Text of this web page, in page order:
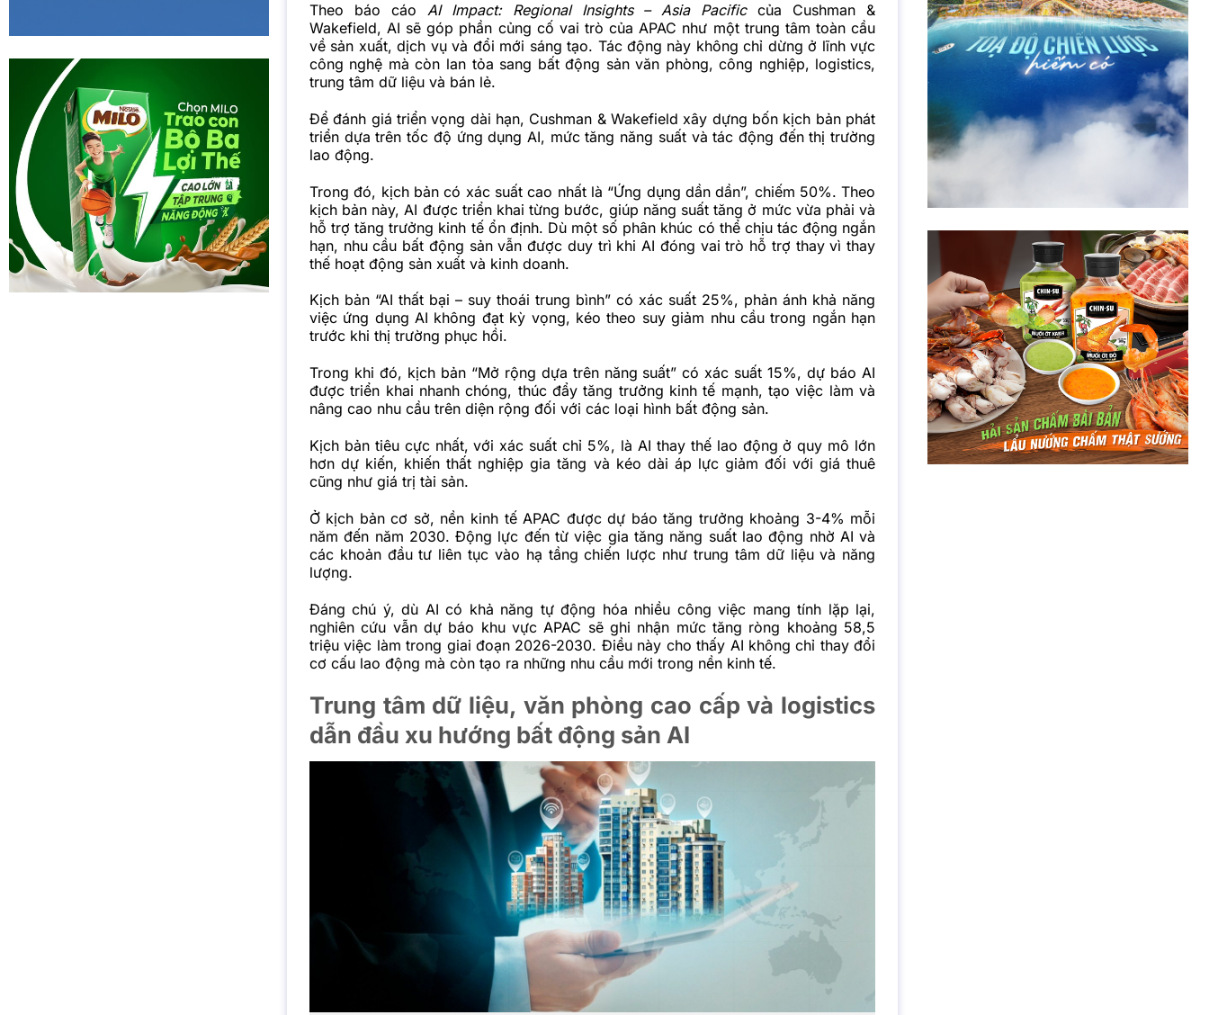
Theo báo cáo AI Impact: Regional Insights – Asia Pacificcủa Cushman &
Wakefield, AI sẽ góp phần củng cố vai trò của APAC như một trung tâm toàn cầu
về sản xuất, dịch vụ và đổi mới sáng tạo. Tác động này không chỉ dừng ở lĩnh vực
công nghệ mà còn lan tỏa sang bất động sản văn phòng, công nghiệp, logistics,
trung tâm dữ liệu và bán lẻ.
Để đánh giá triển vọng dài hạn, Cushman & Wakefield xây dựng bốn kịch bản phát
triển dựa trên tốc độ ứng dụng AI, mức tăng năng suất và tác động đến thị trường
lao động.
Trong đó, kịch bản có xác suất cao nhất là “Ứng dụng dần dần”, chiếm 50%. Theo
kịch bản này, AI được triển khai từng bước, giúp năng suất tăng ở mức vừa phải và
hỗ trợ tăng trưởng kinh tế ổn định. Dù một số phân khúc có thể chịu tác động ngắn
hạn, nhu cầu bất động sản vẫn được duy trì khi AI đóng vai trò hỗ trợ thay vì thay
thế hoạt động sản xuất và kinh doanh.
Kịch bản “AI thất bại – suy thoái trung bình” có xác suất 25%, phản ánh khả năng
việc ứng dụng AI không đạt kỳ vọng, kéo theo suy giảm nhu cầu trong ngắn hạn
trước khi thị trường phục hồi.
Trong khi đó, kịch bản “Mở rộng dựa trên năng suất” có xác suất 15%, dự báo AI
được triển khai nhanh chóng, thúc đẩy tăng trưởng kinh tế mạnh, tạo việc làm và
nâng cao nhu cầu trên diện rộng đối với các loại hình bất động sản.
Kịch bản tiêu cực nhất, với xác suất chỉ 5%, là AI thay thế lao động ở quy mô lớn
hơn dự kiến, khiến thất nghiệp gia tăng và kéo dài áp lực giảm đối với giá thuê
cũng như giá trị tài sản.
Ở kịch bản cơ sở, nền kinh tế APAC được dự báo tăng trưởng khoảng 3-4% mỗi
năm đến năm 2030. Động lực đến từ việc gia tăng năng suất lao động nhờ AI và
các khoản đầu tư liên tục vào hạ tầng chiến lược như trung tâm dữ liệu và năng
lượng.
Đáng chú ý, dù AI có khả năng tự động hóa nhiều công việc mang tính lặp lại,
nghiên cứu vẫn dự báo khu vực APAC sẽ ghi nhận mức tăng ròng khoảng 58,5
triệu việc làm trong giai đoạn 2026-2030. Điều này cho thấy AI không chỉ thay đổi
cơ cấu lao động mà còn tạo ra những nhu cầu mới trong nền kinh tế.
Trung tâm dữ liệu, văn phòng cao cấp và logistics
dẫn đầu xu hướng bất động sản AI